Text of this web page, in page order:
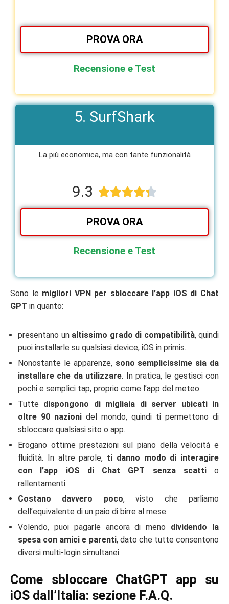
PROVA ORA
Recensione e Test
5. SurfShark
La più economica, ma con tante funzionalità​
9.3 
PROVA ORA
Recensione e Test
Sono le migliori VPN per sbloccare l’app iOS di Chat
GPT in quanto:
presentano un altissimo grado di compatibilità, quindi
puoi installarle su qualsiasi device, iOS in primis.
Nonostante le apparenze, sono semplicissime sia da
installare che da utilizzare. In pratica, le gestisci con
pochi e semplici tap, proprio come l’app del meteo.
Tutte dispongono di migliaia di server ubicati in
oltre 90 nazioni del mondo, quindi ti permettono di
sbloccare qualsiasi sito o app.
Erogano ottime prestazioni sul piano della velocità e
fluidità. In altre parole, ti danno modo di interagire
con l’app iOS di Chat GPT senza scattio
rallentamenti.
Costano davvero poco, visto che parliamo
dell’equivalente di un paio di birre al mese.
Volendo, puoi pagarle ancora di meno dividendo la
spesa con amici e parenti, dato che tutte consentono
diversi multi-login simultanei.
Come sbloccare ChatGPT app su
iOS dall’Italia: sezione F.A.Q.